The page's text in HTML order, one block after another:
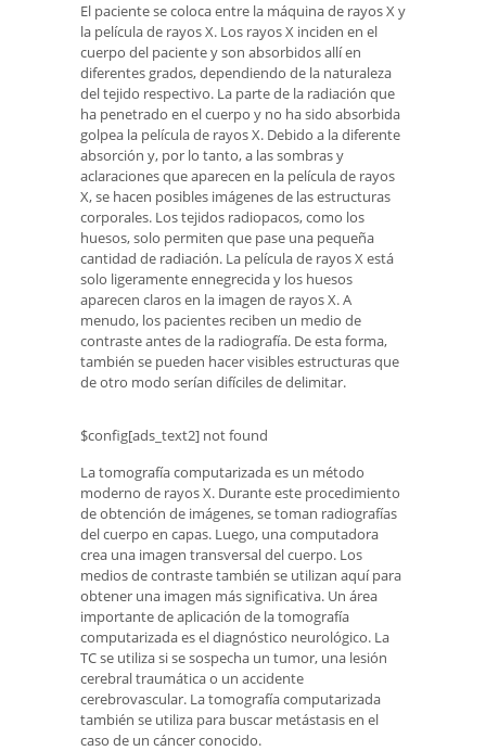
El paciente se coloca entre la máquina de rayos X y
la película de rayos X. Los rayos X inciden en el
cuerpo del paciente y son absorbidos allí en
diferentes grados, dependiendo de la naturaleza
del tejido respectivo. La parte de la radiación que
ha penetrado en el cuerpo y no ha sido absorbida
golpea la película de rayos X. Debido a la diferente
absorción y, por lo tanto, a las sombras y
aclaraciones que aparecen en la película de rayos
X, se hacen posibles imágenes de las estructuras
corporales. Los tejidos radiopacos, como los
huesos, solo permiten que pase una pequeña
cantidad de radiación. La película de rayos X está
solo ligeramente ennegrecida y los huesos
aparecen claros en la imagen de rayos X. A
menudo, los pacientes reciben un medio de
contraste antes de la radiografía. De esta forma,
también se pueden hacer visibles estructuras que
de otro modo serían difíciles de delimitar.
$config[ads_text2] not found
La tomografía computarizada es un método
moderno de rayos X. Durante este procedimiento
de obtención de imágenes, se toman radiografías
del cuerpo en capas. Luego, una computadora
crea una imagen transversal del cuerpo. Los
medios de contraste también se utilizan aquí para
obtener una imagen más significativa. Un área
importante de aplicación de la tomografía
computarizada es el diagnóstico neurológico. La
TC se utiliza si se sospecha un tumor, una lesión
cerebral traumática o un accidente
cerebrovascular. La tomografía computarizada
también se utiliza para buscar metástasis en el
caso de un cáncer conocido.